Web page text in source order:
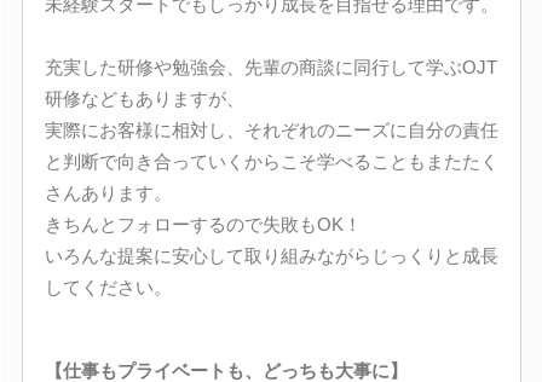
充実した研修や勉強会、先輩の商談に同行して学ぶOJT
研修などもありますが、
実際にお客様に相対し、それぞれのニーズに自分の責任
と判断で向き合っていくからこそ学べることもまたたく
さんあります。
きちんとフォローするので失敗もOK！
いろんな提案に安心して取り組みながらじっくりと成長
してください。
【仕事もプライベートも、どっちも大事に】